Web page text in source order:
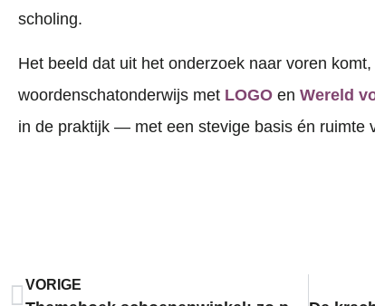
scholing.
Het beeld dat uit het onderzoek naar voren
woordenschatonderwijs met LOGO en Wereld
in de praktijk — met een stevige basis én ruimte
VORIGE